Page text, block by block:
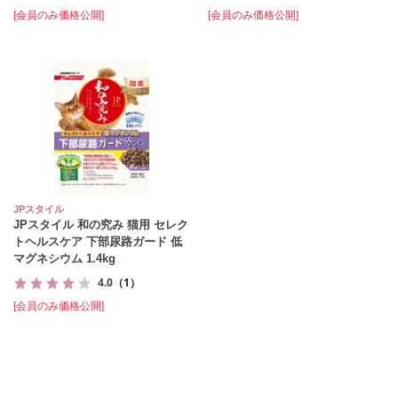
[会員のみ価格公開] [会員のみ価格公開]
JPスタイル
JPスタイル 和の究み 猫用 セレク
トヘルスケア 下部尿路ガード 低
マグネシウム 1.4kg
4.0 （1）
[会員のみ価格公開]